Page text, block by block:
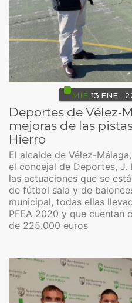
MIÉ 13 ENE
Deportes de Vélez-
mejoras de las
Hierro
El alcalde de Vélez-
el concejal de Deportes,
las actuaciones que se
de fútbol sala y de
municipal, todas ellas
PFEA 2020 y que cuentan
de 225.000 euros